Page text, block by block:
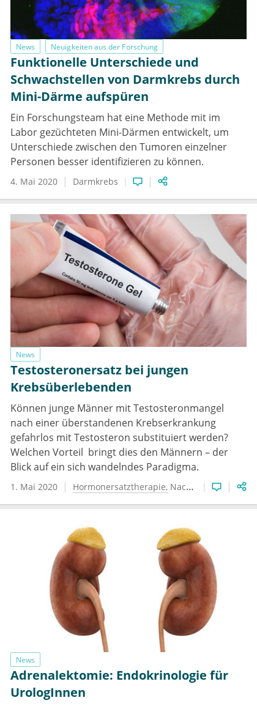
News Neuigkeiten aus der Forschung
Funktionelle Unterschiede und
Schwachstellen von Darmkrebs durch
Mini-Därme aufspüren
Ein Forschungsteam hat eine Methode mit im
Labor gezüchteten Mini-Därmen entwickelt, um
Unterschiede zwischen den Tumoren einzelner
Personen besser identifizieren zu können.
4. Mai 2020 Darmkrebs
News
Testosteronersatz bei jungen
Krebsüberlebenden
Können junge Männer mit Testosteronmangel
nach einer überstandenen Krebserkrankung
gefahrlos mit Testosteron substituiert werden?
Welchen Vorteil bringt dies den Männern – der
Blick auf ein sich wandelndes Paradigma.
1. Mai 2020 Hormonersatztherapie Nachsorge
News
Adrenalektomie: Endokrinologie für
UrologInnen